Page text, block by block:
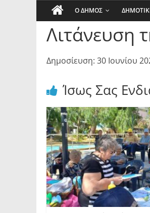
Ο ΔΗΜΟΣ
Λιτάνευση
Δημοσίευση: 30 Ιουνίου
Ίσως Σας